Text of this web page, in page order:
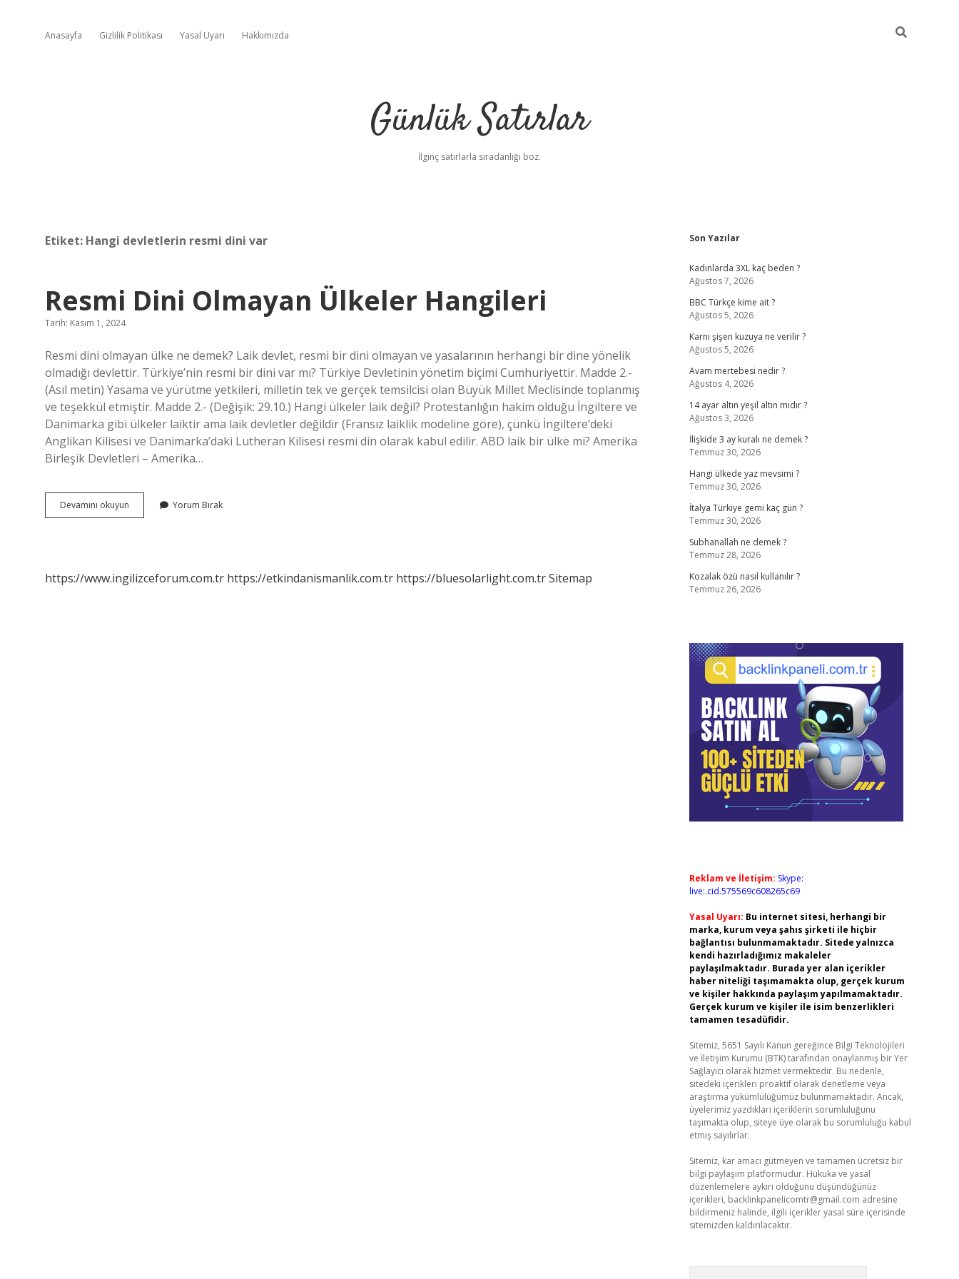
Anasayfa Gizlilik Politikası Yasal Uyarı Hakkımızda
Günlük Satırlar
İlginç satırlarla sıradanlığı boz.
Etiket: Hangi devletlerin resmi dini var
Resmi Dini Olmayan Ülkeler Hangileri
Tarih: Kasım 1, 2024
Resmi dini olmayan ülke ne demek? Laik devlet, resmi bir dini olmayan ve yasalarının herhangi bir dine yönelik
olmadığı devlettir. Türkiye’nin resmi bir dini var mı? Türkiye Devletinin yönetim biçimi Cumhuriyettir. Madde 2.-
(Asıl metin) Yasama ve yürütme yetkileri, milletin tek ve gerçek temsilcisi olan Büyük Millet Meclisinde toplanmış
ve teşekkül etmiştir. Madde 2.- (Değişik: 29.10.) Hangi ülkeler laik değil? Protestanlığın hakim olduğu İngiltere ve
Danimarka gibi ülkeler laiktir ama laik devletler değildir (Fransız laiklik modeline göre), çünkü İngiltere’deki
Anglikan Kilisesi ve Danimarka’daki Lutheran Kilisesi resmi din olarak kabul edilir. ABD laik bir ülke mi? Amerika
Birleşik Devletleri – Amerika…
Devamını okuyun
Dini
Yorum Bırak
https://www.ingilizceforum.com.tr https://etkindanismanlik.com.tr https://bluesolarlight.com.trSitemap
Sidebar
Son Yazılar
Kadınlarda 3XL kaç beden ?
Ağustos 7, 2026
BBC Türkçe kime ait ?
Ağustos 5, 2026
Karnı şişen kuzuya ne verilir ?
Ağustos 5, 2026
Avam mertebesi nedir ?
Ağustos 4, 2026
14 ayar altın yeşil altın mıdır ?
Ağustos 3, 2026
İlişkide 3 ay kuralı ne demek ?
Temmuz 30, 2026
Hangi ülkede yaz mevsimi ?
Temmuz 30, 2026
İtalya Türkiye gemi kaç gün ?
Temmuz 30, 2026
Subhanallah ne demek ?
Temmuz 28, 2026
Kozalak özü nasıl kullanılır ?
Temmuz 26, 2026
Reklam ve İletişim: Skype:
live:.cid.575569c608265c69
Yasal Uyarı: Bu internet sitesi, herhangi bir
marka, kurum veya şahıs şirketi ile hiçbir
bağlantısı bulunmamaktadır. Sitede yalnızca
kendi hazırladığımız makaleler
paylaşılmaktadır. Burada yer alan içerikler
haber niteliği taşımamakta olup, gerçek kurum
ve kişiler hakkında paylaşım yapılmamaktadır.
Gerçek kurum ve kişiler ile isim benzerlikleri
tamamen tesadüfidir.
Sitemiz, 5651 Sayılı Kanun gereğince Bilgi Teknolojileri
ve İletişim Kurumu (BTK) tarafından onaylanmış bir Yer
Sağlayıcı olarak hizmet vermektedir. Bu nedenle,
sitedeki içerikleri proaktif olarak denetleme veya
araştırma yükümlülüğümüz bulunmamaktadır. Ancak,
üyelerimiz yazdıkları içeriklerin sorumluluğunu
taşımakta olup, siteye üye olarak bu sorumluluğu kabul
etmiş sayılırlar.
Sitemiz, kar amacı gütmeyen ve tamamen ücretsiz bir
bilgi paylaşım platformudur. Hukuka ve yasal
düzenlemelere aykırı olduğunu düşündüğünüz
içerikleri, backlinkpanelicomtr@gmail.com adresine
bildirmeniz halinde, ilgili içerikler yasal süre içerisinde
sitemizden kaldırılacaktır.